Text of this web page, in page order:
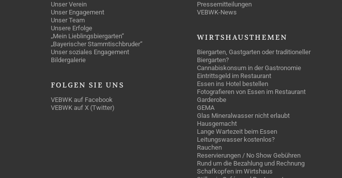
Unser Verein
Unser Engagement
Unser Team
Unsere Erfolge
„Mein Lieblingsbiergarten“
„Bayerischer Stammtischbruder“
Unser soziales Engagement
Bildergalerie
FOLGEN SIE UNS
VEBWK auf Facebook
VEBWK auf X (Twitter)
Pressemitteilungen
VEBWK-News
WIRTSHAUSTHEMEN
Biergarten, Gastgarten oder traditioneller
Biergarten?
Cannabiskonsum in der Gastronomie
Eintrittsgeld im Restaurant
Essen ins Hotel bestellen
Fotografieren von Essen im Restaurant
Garderobe
GEMA
Glas Mineralwasser nicht erlaubt
Hausgemacht
Lange Wartezeit beim Essen
Leitungswasser kostenlos?
Rauchen
Reservierungen / No Show Gebühren
Rund um die Bezahlung und Rechnung
Schafkopfen im Wirtshaus